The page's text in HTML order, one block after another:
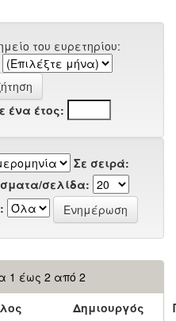
του ευρετηρίου:
ένα έτος:
Σε σειρά:
σελίδα:
1 έως 2 από 2
Δημιουργός